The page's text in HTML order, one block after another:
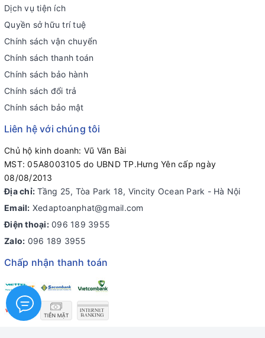
Dịch vụ tiện ích
Quyền sở hữu trí tuệ
Chính sách vận chuyển
Chính sách thanh toán
Chính sách bảo hành
Chính sách đổi trả
Chính sách bảo mật
Liên hệ với chúng tôi
Chủ hộ kinh doanh: Vũ Văn Bài
MST: 05A8003105 do UBND TP.Hưng Yên cấp ngày
08/08/2013
Địa chỉ: Tầng 25, Tòa Park 18, Vincity Ocean Park - Hà Nội
Email: Xedaptoanphat@gmail.com
Điện thoại: 096 189 3955
Zalo: 096 189 3955
Chấp nhận thanh toán